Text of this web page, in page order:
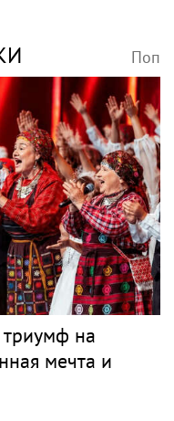
Поп
на
мечта и